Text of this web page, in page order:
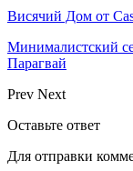
Висячий Дом от
Минималистский
Парагвай
Prev Next
Оставьте ответ
Для отправки